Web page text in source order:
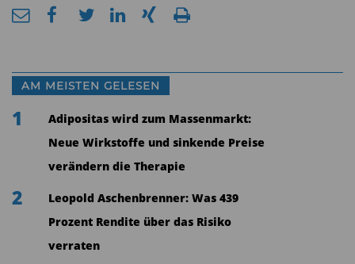
AM MEISTEN GELESEN
1
Adipositas wird zum Massenmarkt:
Neue Wirkstoffe und sinkende Preise
verändern die Therapie
2
Leopold Aschenbrenner: Was 439
Prozent Rendite über das Risiko
verraten